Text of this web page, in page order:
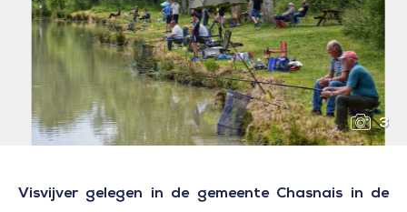
3
Visvijver gelegen in de gemeente Chasnais in de